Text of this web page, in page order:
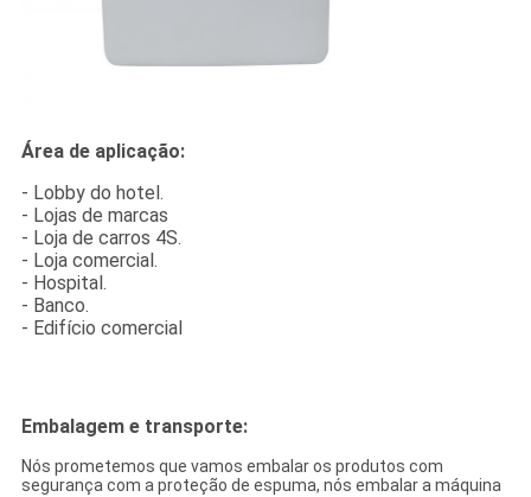
Área de aplicação:
- Lobby do hotel.
- Lojas de marcas
- Loja de carros 4S.
- Loja comercial.
- Hospital.
- Banco.
- Edifício comercial
Embalagem e transporte:
Nós prometemos que vamos embalar os produtos com
segurança com a proteção de espuma, nós embalar a máquina